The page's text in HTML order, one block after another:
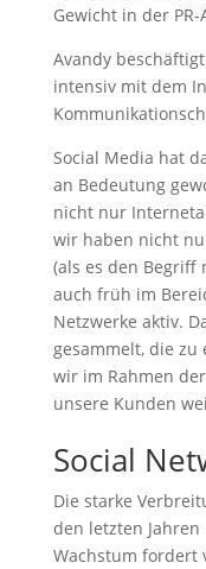
Gewicht in der
Avandy
intensiv mit dem
Social Media hat
an Bedeutung
nicht nur
wir haben nicht
(als es den Begriff
auch früh im
Netzwerke aktiv.
gesammelt, die zu
wir im Rahmen
unsere Kunden
Social
Die starke
den letzten
Wachstum fordert